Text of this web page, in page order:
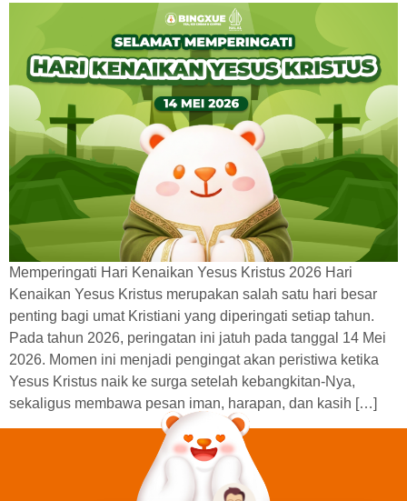
Memperingati Hari Kenaikan Yesus Kristus 2026 Hari
Kenaikan Yesus Kristus merupakan salah satu hari besar
penting bagi umat Kristiani yang diperingati setiap tahun.
Pada tahun 2026, peringatan ini jatuh pada tanggal 14 Mei
2026. Momen ini menjadi pengingat akan peristiwa ketika
Yesus Kristus naik ke surga setelah kebangkitan-Nya,
sekaligus membawa pesan iman, harapan, dan kasih […]